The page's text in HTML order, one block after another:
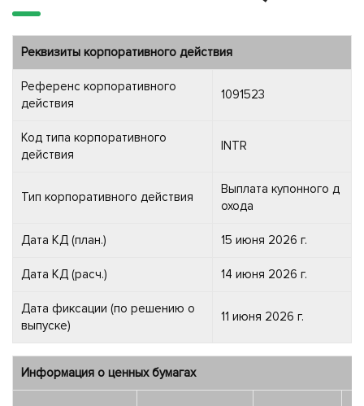
Реквизиты корпоративного действия
Референс корпоративного
действия
1091523
Код типа корпоративного
действия
INTR
Тип корпоративного действия
Выплата купонного д
охода
Дата КД (план.) 15 июня 2026 г.
Дата КД (расч.) 14 июня 2026 г.
Дата фиксации (по решению о
выпуске)
11 июня 2026 г.
Информация о ценных бумагах